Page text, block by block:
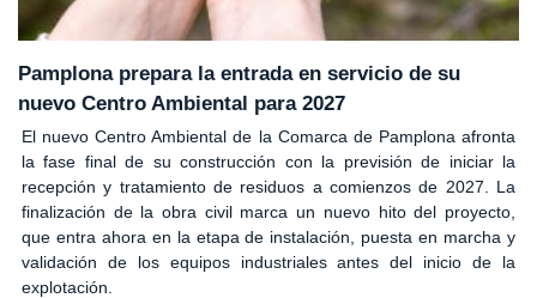
Pamplona prepara la entrada en servicio de su
nuevo Centro Ambiental para 2027
El nuevo Centro Ambiental de la Comarca de Pamplona afronta
la fase final de su construcción con la previsión de iniciar la
recepción y tratamiento de residuos a comienzos de 2027. La
finalización de la obra civil marca un nuevo hito del proyecto,
que entra ahora en la etapa de instalación, puesta en marcha y
validación de los equipos industriales antes del inicio de la
explotación.